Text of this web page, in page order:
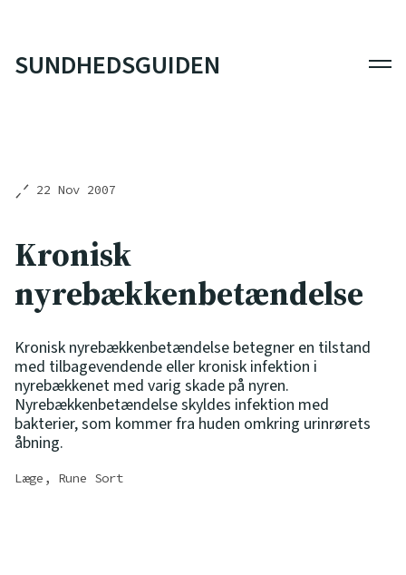
SUNDHEDSGUIDEN
22 Nov 2007
Kronisk
nyrebækkenbetændelse
Kronisk nyrebækkenbetændelse betegner en tilstand
med tilbagevendende eller kronisk infektion i
nyrebækkenet med varig skade på nyren.
Nyrebækkenbetændelse skyldes infektion med
bakterier, som kommer fra huden omkring urinrørets
åbning.
Læge, Rune Sort